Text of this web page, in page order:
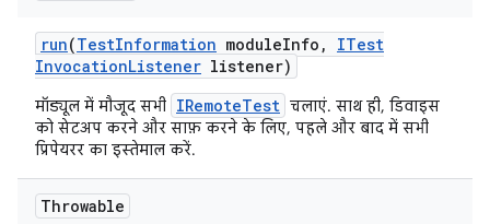
run(TestInformation moduleInfo ,
ITest
InvocationListener listener)
मॉड्यूल में मौजूद सभी IRemoteTest चलाएं. साथ ही, डिवाइस
को सेटअप करने और साफ़ करने के लिए, पहले और बाद में सभी
प्रिपेयरर का इस्तेमाल करें.
Throwable